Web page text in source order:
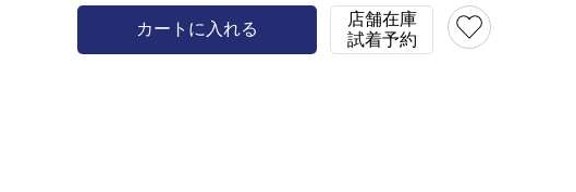
カートに入れる
店舗在庫
試着予約